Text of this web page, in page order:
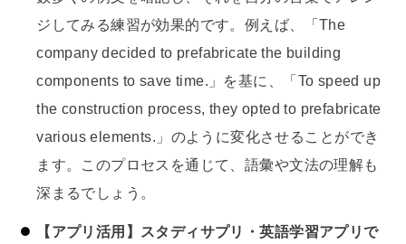
ジしてみる練習が効果的です。例えば、「The
company decided to prefabricate the building
components to save time.」を基に、「To speed up
the construction process, they opted to prefabricate
various elements.」のように変化させることができ
ます。このプロセスを通じて、語彙や文法の理解も
深まるでしょう。
【アプリ活用】スタディサプリ・英語学習アプリで